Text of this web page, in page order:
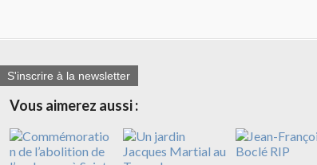
S'inscrire à la newsletter
Vous aimerez aussi :